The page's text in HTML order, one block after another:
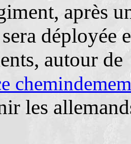
après
déployée
autour
les